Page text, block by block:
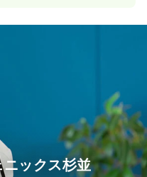
ックス杉並